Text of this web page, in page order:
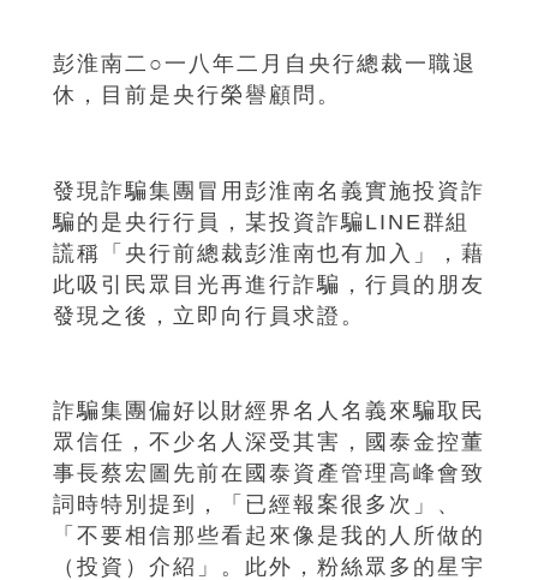
彭淮南二○一八年二月自央行總裁一職退
休，目前是央行榮譽顧問。
發現詐騙集團冒用彭淮南名義實施投資詐
騙的是央行行員，某投資詐騙LINE群組
謊稱「央行前總裁彭淮南也有加入」，藉
此吸引民眾目光再進行詐騙，行員的朋友
發現之後，立即向行員求證。
詐騙集團偏好以財經界名人名義來騙取民
眾信任，不少名人深受其害，國泰金控董
事長蔡宏圖先前在國泰資產管理高峰會致
詞時特別提到，「已經報案很多次」、
「不要相信那些看起來像是我的人所做的
（投資）介紹」。此外，粉絲眾多的星宇